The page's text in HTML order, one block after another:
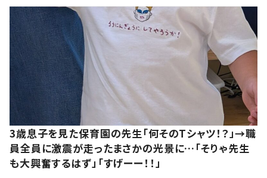
3歳息子を見た保育園の先生「何そのTシャツ！？」→職
員全員に激震が走ったまさかの光景に…「そりゃ先生
も大興奮するはず」「すげーー！！」